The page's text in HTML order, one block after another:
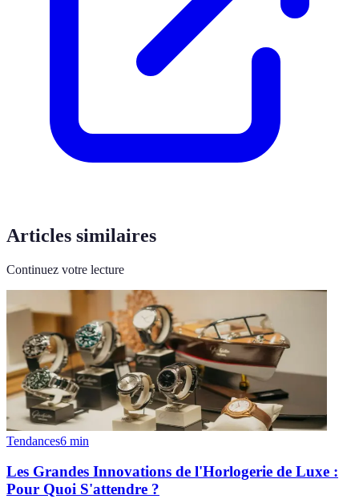
Articles similaires
Continuez votre lecture
Tendances6 min
Les Grandes Innovations de l'Horlogerie de Luxe :
Pour Quoi S'attendre ?